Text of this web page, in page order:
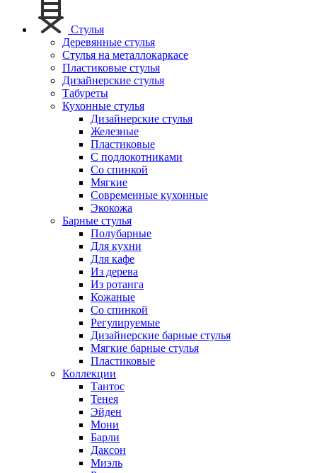
Стулья
Деревянные стулья
Стулья на металлокаркасе
Пластиковые стулья
Дизайнерские стулья
Табуреты
Кухонные стулья
Дизайнерские стулья
Железные
Пластиковые
С подлокотниками
Со спинкой
Мягкие
Современные кухонные
Экокожа
Барные стулья
Полубарные
Для кухни
Для кафе
Из дерева
Из ротанга
Кожаные
Со спинкой
Регулируемые
Дизайнерские барные стулья
Мягкие барные стулья
Пластиковые
Коллекции
Тантос
Тенея
Эйден
Мони
Барли
Даксон
Миэль